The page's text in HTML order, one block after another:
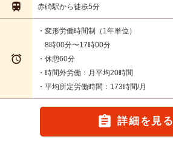
 赤碕駅から徒歩5分

・変形労働時間制（1年単位）
8時00分〜17時00分
・休憩60分
・時間外労働：月平均20時間
・平均所定労働時間：173時間/月
 詳細を見る